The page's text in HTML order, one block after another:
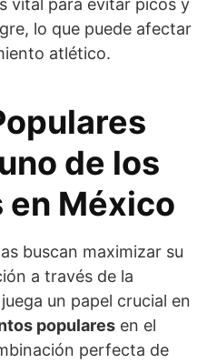
vital para evitar picos y
lo que puede afectar
atlético.
de los
México
buscan maximizar su
a través de la
un papel crucial en
populares en el
perfecta de